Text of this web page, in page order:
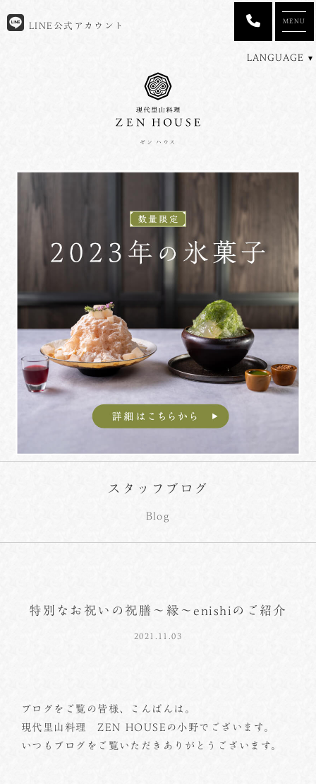
ゼン ハウス
LINE公式アカウント
LANGUAGE
MENU
スタッフブログ
Blog
特別なお祝いの祝膳～縁～enishiのご紹介
2021.11.03
ブログをご覧の皆様、こんばんは。
現代里山料理 ZEN HOUSEの小野でございます。
いつもブログをご覧いただきありがとうございます。